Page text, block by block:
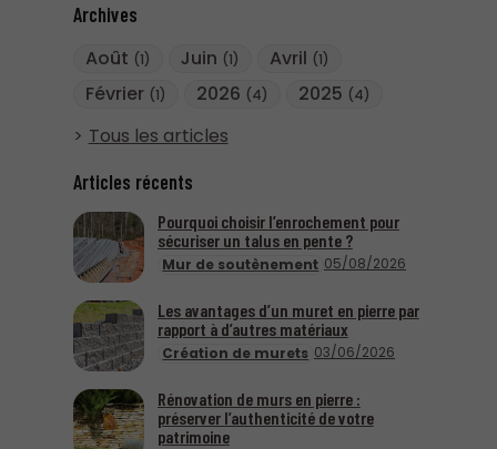
Archives
Août (1) Juin (1) Avril (1)
Février (1) 2026 (4) 2025 (4)
Tous les articles
Articles récents
Mur de soutènement 05/08/2026
Pourquoi choisir l’enrochement pour
sécuriser un talus en pente ?
Création de murets 03/06/2026
Les avantages d’un muret en pierre par
rapport à d’autres matériaux
Rénovation de murs en pierre :
préserver l’authenticité de votre
patrimoine